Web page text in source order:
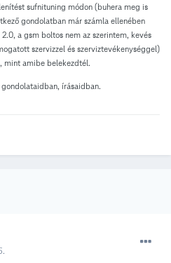
sufnituning módon (buhera meg is
gondolatban már számla ellenében
a gsm boltos nem az szerintem, kevés
szervizzel és szerviztevékenységgel)
mint amibe belekezdtél.
írásaidban.